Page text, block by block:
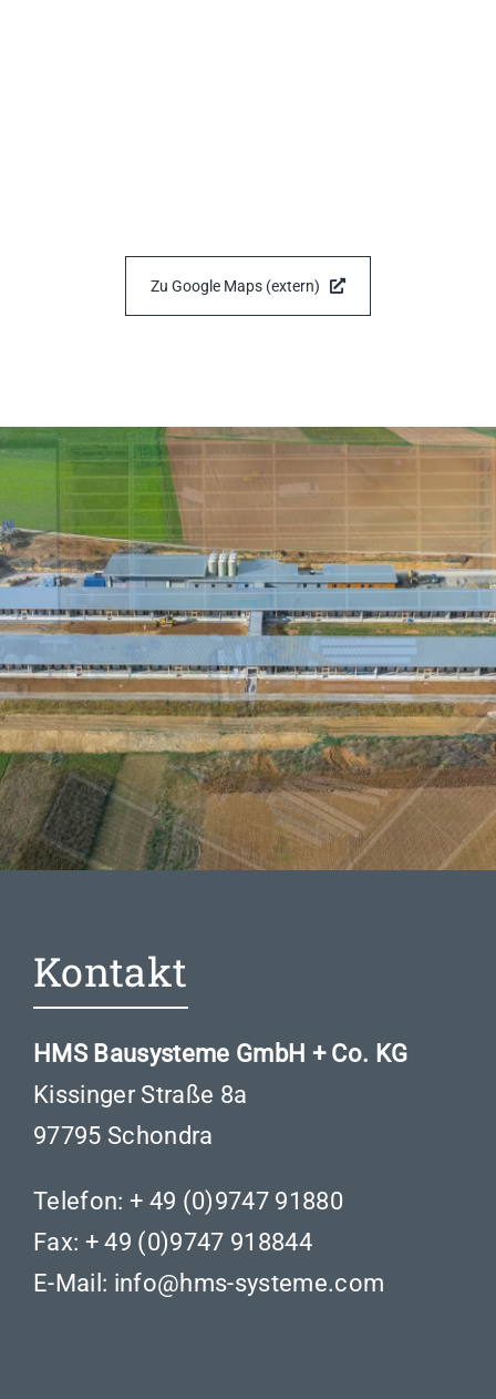
Zu Google Maps (extern)
Kontakt
HMS Bausysteme GmbH + Co. KG
Kissinger Straße 8a
97795 Schondra
Telefon: + 49 (0)9747 91880
Fax: + 49 (0)9747 918844
E-Mail: info@hms-systeme.com